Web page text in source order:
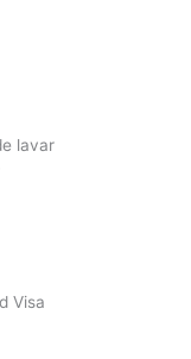
lavar
Visa